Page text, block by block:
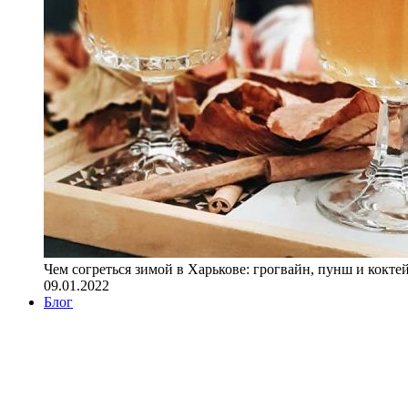
Чем согреться зимой в Харькове: грогвайн, пунш и
09.01.2022
Блог